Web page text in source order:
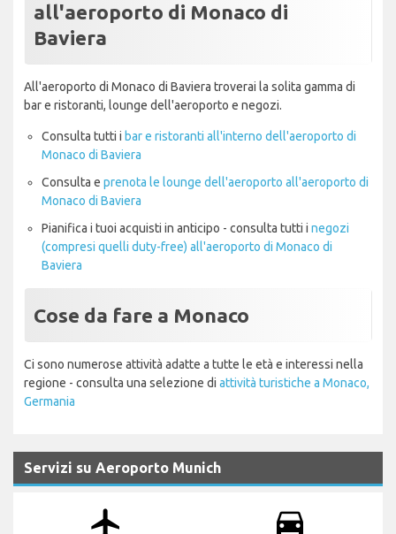
all'aeroporto di Monaco di
Baviera
All'aeroporto di Monaco di Baviera troverai la solita gamma di
bar e ristoranti, lounge dell'aeroporto e negozi.
Consulta tutti i bar e ristoranti all'interno dell'aeroporto di
Monaco di Baviera
Consulta e prenota le lounge dell'aeroporto all'aeroporto di
Monaco di Baviera
Pianifica i tuoi acquisti in anticipo - consulta tutti i negozi
(compresi quelli duty-free) all'aeroporto di Monaco di
Baviera
Cose da fare a Monaco
Ci sono numerose attività adatte a tutte le età e interessi nella
regione - consulta una selezione di attività turistiche a Monaco,
Germania
Servizi su Aeroporto Munich
airplanemode_active drive_eta